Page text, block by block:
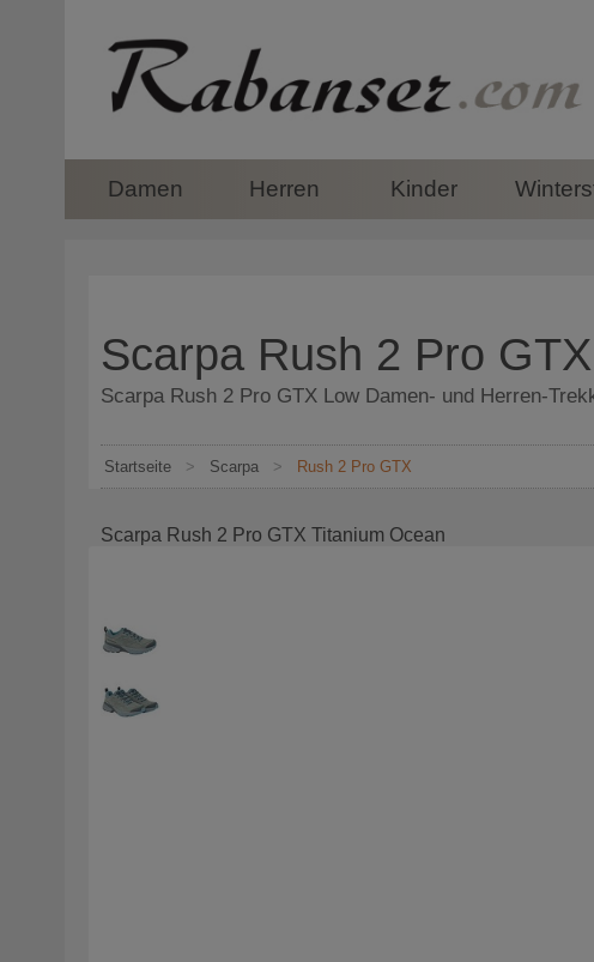
Damen Herren Kinder
Scarpa Rush 2 Pro
Scarpa Rush 2 Pro GTX Low Damen- und Herren-
Startseite > Scarpa > Rush 2 Pro GTX
Scarpa Rush 2 Pro GTX Titanium Ocean